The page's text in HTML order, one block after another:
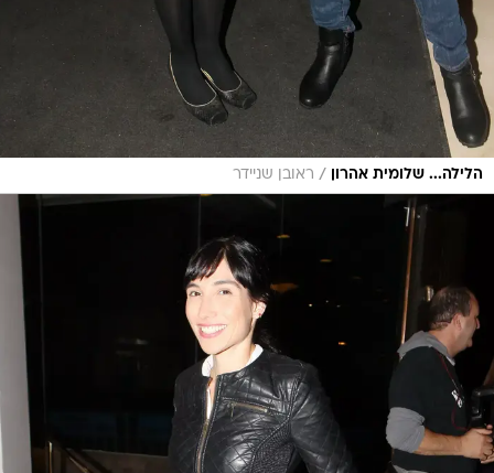
הלילה... שלומית אהרון / ראובן שניידר